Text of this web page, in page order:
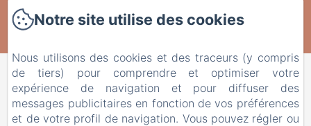
Notre site utilise des cookies
Nous utilisons des cookies et des traceurs (y compris
de tiers) pour comprendre et optimiser votre
expérience de navigation et pour diffuser des
messages publicitaires en fonction de vos préférences
et de votre profil de navigation. Vous pouvez régler ou